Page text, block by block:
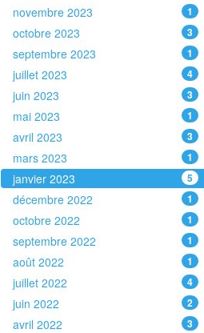
novembre 2023 1
octobre 2023 3
septembre 2023 1
juillet 2023 4
juin 2023 3
mai 2023 1
avril 2023 3
mars 2023 1
janvier 2023 5
décembre 2022 1
octobre 2022 1
septembre 2022 1
août 2022 1
juillet 2022 4
juin 2022 2
avril 2022 3